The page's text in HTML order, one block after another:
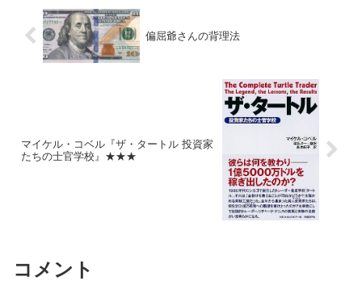
偏屈爺さんの背理法
マイケル・コベル『ザ・タートル 投資家
たちの士官学校』★★★
コメント